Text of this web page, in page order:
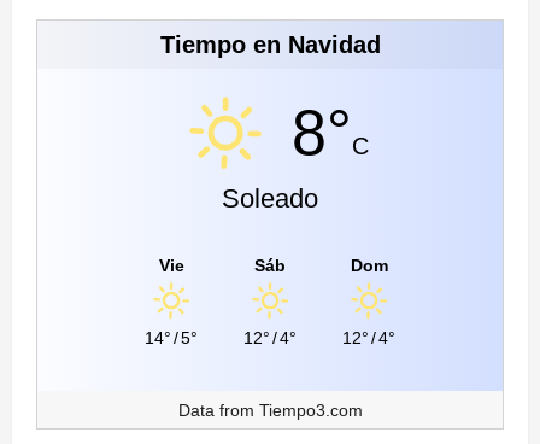
Tiempo en Navidad
8°C
Soleado
Vie
14°/5°
Sáb
12°/4°
Dom
12°/4°
Data from Tiempo3.com